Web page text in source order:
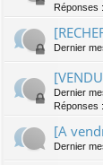
Réponses :
Dernier
Dernier
Réponses :
[A
Dernier